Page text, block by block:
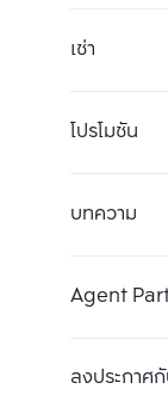
เช่า
โปรโมชัน
บทความ
Agent
ลงประกาศกั